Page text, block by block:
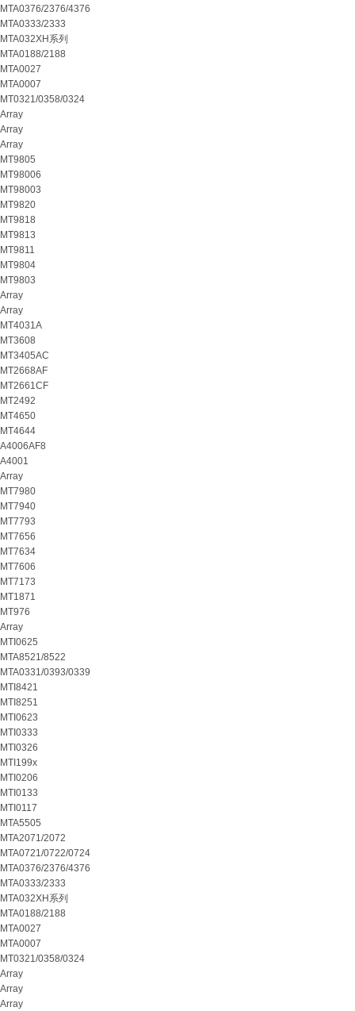
MTA0376/2376/4376
MTA0333/2333
MTA032XH系列
MTA0188/2188
MTA0027
MTA0007
MT0321/0358/0324
Array
Array
Array
MT9805
MT98006
MT98003
MT9820
MT9818
MT9813
MT9811
MT9804
MT9803
Array
Array
MT4031A
MT3608
MT3405AC
MT2668AF
MT2661CF
MT2492
MT4650
MT4644
A4006AF8
A4001
Array
MT7980
MT7940
MT7793
MT7656
MT7634
MT7606
MT7173
MT1871
MT976
Array
MTI0625
MTA8521/8522
MTA0331/0393/0339
MTI8421
MTI8251
MTI0623
MTI0333
MTI0326
MTI199x
MTI0206
MTI0133
MTI0117
MTA5505
MTA2071/2072
MTA0721/0722/0724
MTA0376/2376/4376
MTA0333/2333
MTA032XH系列
MTA0188/2188
MTA0027
MTA0007
MT0321/0358/0324
Array
Array
Array